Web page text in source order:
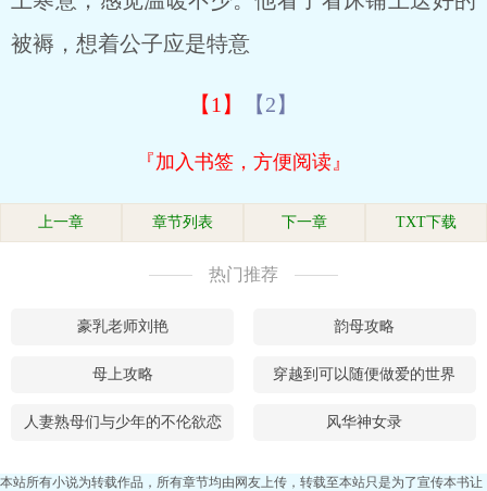
被褥，想着公子应是特意
【1】 【2】
『加入书签，方便阅读』
上一章 章节列表 下一章 TXT下载
热门推荐
豪乳老师刘艳 韵母攻略
母上攻略 穿越到可以随便做爱的世界
人妻熟母们与少年的不伦欲恋 风华神女录
本站所有小说为转载作品，所有章节均由网友上传，转载至本站只是为了宣传本书让